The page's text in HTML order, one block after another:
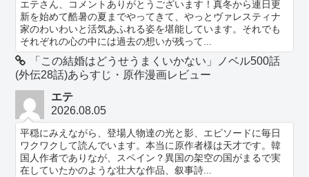
エテさん、コメントありがとうございます！真冬から連日更
新を始めて酷暑の夏までやってきて、やっとヴァレスティナ
家のわいわいと活気あふれる姿を堪能しています。それでも
それぞれの心の中には過去の想いが残って...
「この結婚はどうせうまくいかない」ノベル500話
(外伝28話)あらすじ・原作漫画レビュー
エテ
2026.08.05
平穏にみえながら、登場人物達の光と影、エピソードに毎日
ワクワクして読んでいます。本当に原作者様は天才です。韓
国人作者でありなが、スペイン？異国の架空の国がまるで実
在していたかのような壮大な作品、叙事詩...